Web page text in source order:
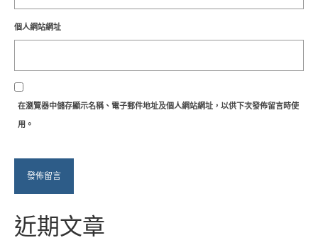
個人網站網址
在瀏覽器中儲存顯示名稱、電子郵件地址及個人網站網址，以供下次發佈留言時使
用。
近期文章